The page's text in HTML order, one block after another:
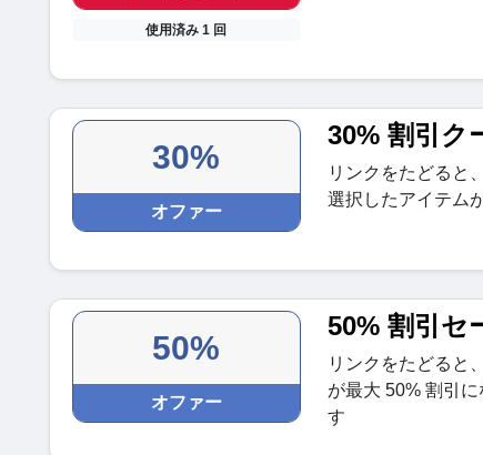
使用済み 1 回
30%
オファー
30% 割引ク
リンクをたどると
選択したアイテム
50%
オファー
50% 割引セ
リンクをたどると
が最大 50% 割引
す